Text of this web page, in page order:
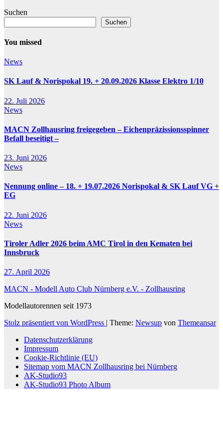
Suchen
Suchen
You missed
News
SK Lauf & Norispokal 19. + 20.09.2026 Klasse Elektro 1/10
22. Juli 2026
News
MACN Zollhausring freigegeben – Eichenpräzissionsspinner
Befall beseitigt –
23. Juni 2026
News
Nennung online – 18. + 19.07.2026 Norispokal & SK Lauf VG +
EG
22. Juni 2026
News
Tiroler Adler 2026 beim AMC Tirol in den Kematen bei
Innsbruck
27. April 2026
MACN - Modell Auto Club Nürnberg e.V. - Zollhausring
Modellautorennen seit 1973
Stolz präsentiert von WordPress | Theme: Newsup von Themeansar
Datenschutzerklärung
Impressum
Cookie-Richtlinie (EU)
Sitemap vom MACN Zollhausring bei Nürnberg
AK-Studio93
AK-Studio93 Photo Album